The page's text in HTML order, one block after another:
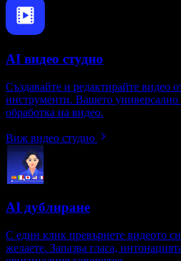
AI видео студио
Създавайте и редактирайте видео
инструменти. Вашето универсално
обработка на видео.
Виж видео студио
AI дублиране
С един клик превърнете видеото
желаете. Запазва гласа,